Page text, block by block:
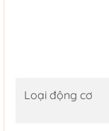
Loại động cơ